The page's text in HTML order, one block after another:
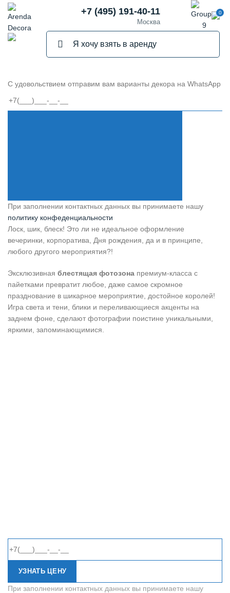
+7 (495) 191-40-11
Москва
0
С удовольствием отправим вам варианты декора на WhatsApp
При заполнении контактных данных вы принимаете нашу
политику конфеденциальности
Лоск, шик, блеск! Это ли не идеальное оформление
вечеринки, корпоратива, Дня рождения, да и в принципе,
любого другого мероприятия?!
Эксклюзивная блестящая фотозона премиум-класса с
пайетками превратит любое, даже самое скромное
празднование в шикарное мероприятие, достойное королей!
Игра света и тени, блики и переливающиеся акценты на
заднем фоне, сделают фотографии поистине уникальными,
яркими, запоминающимися.
УЗНАТЬ ЦЕНУ
При заполнении контактных данных вы принимаете нашу